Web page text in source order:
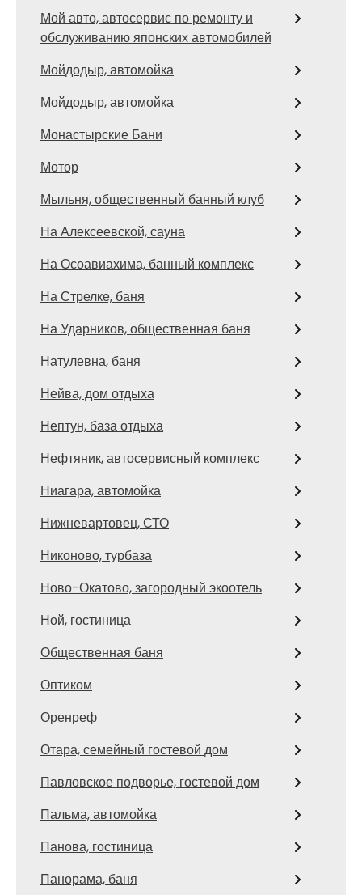
Мой авто, автосервис по ремонту и
обслуживанию японских автомобилей
Мойдодыр, автомойка
Мойдодыр, автомойка
Монастырские Бани
Мотор
Мыльня, общественный банный клуб
На Алексеевской, сауна
На Осоавиахима, банный комплекс
На Стрелке, баня
На Ударников, общественная баня
Натулевна, баня
Нейва, дом отдыха
Нептун, база отдыха
Нефтяник, автосервисный комплекс
Ниагара, автомойка
Нижневартовец, СТО
Никоново, турбаза
Ново-Окатово, загородный экоотель
Ной, гостиница
Общественная баня
Оптиком
Оренреф
Отара, семейный гостевой дом
Павловское подворье, гостевой дом
Пальма, автомойка
Панова, гостиница
Панорама, баня